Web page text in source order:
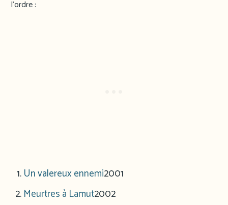
l’ordre :
Un valereux ennemi2001
Meurtres à Lamut2002